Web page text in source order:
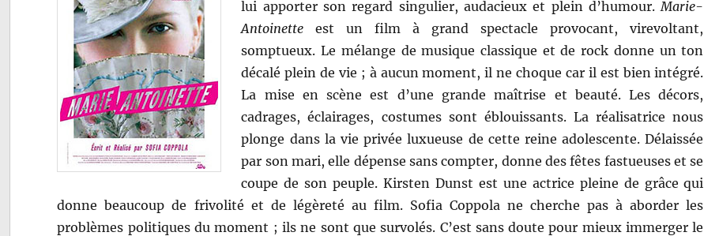
lui apporter son regard singulier, audacieux et plein d’humour. Marie-
Antoinette est un film à grand spectacle provocant, virevoltant,
somptueux. Le mélange de musique classique et de rock donne un ton
décalé plein de vie ; à aucun moment, il ne choque car il est bien intégré.
La mise en scène est d’une grande maîtrise et beauté. Les décors,
cadrages, éclairages, costumes sont éblouissants. La réalisatrice nous
plonge dans la vie privée luxueuse de cette reine adolescente. Délaissée
par son mari, elle dépense sans compter, donne des fêtes fastueuses et se
coupe de son peuple. Kirsten Dunst est une actrice pleine de grâce qui
donne beaucoup de frivolité et de légèreté au film. Sofia Coppola ne cherche pas à aborder les
problèmes politiques du moment ; ils ne sont que survolés. C’est sans doute pour mieux immerger le